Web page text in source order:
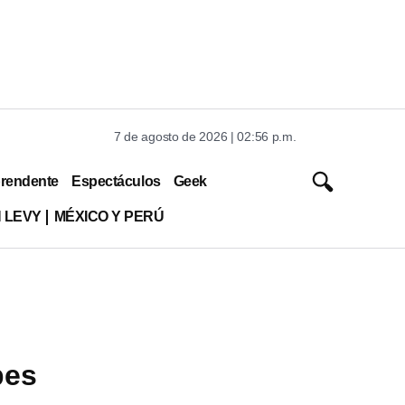
7 de agosto de 2026 | 02:56 p.m.
Espectáculos Geek
LEVY MÉXICO Y PERÚ